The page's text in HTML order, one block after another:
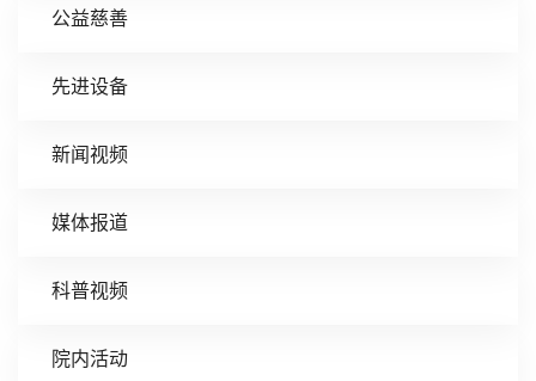
公益慈善
先进设备
新闻视频
媒体报道
科普视频
院内活动